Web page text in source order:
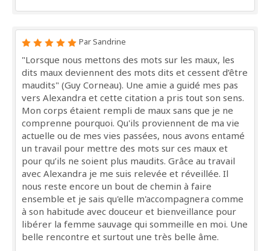
Par Sandrine
"Lorsque nous mettons des mots sur les maux, les
dits maux deviennent des mots dits et cessent d’être
maudits" (Guy Corneau). Une amie a guidé mes pas
vers Alexandra et cette citation a pris tout son sens.
Mon corps étaient rempli de maux sans que je ne
comprenne pourquoi. Qu'ils proviennent de ma vie
actuelle ou de mes vies passées, nous avons entamé
un travail pour mettre des mots sur ces maux et
pour qu’ils ne soient plus maudits. Grâce au travail
avec Alexandra je me suis relevée et réveillée. Il
nous reste encore un bout de chemin à faire
ensemble et je sais qu'elle m'accompagnera comme
à son habitude avec douceur et bienveillance pour
libérer la femme sauvage qui sommeille en moi. Une
belle rencontre et surtout une très belle âme.